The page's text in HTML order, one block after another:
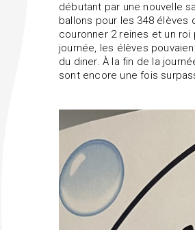
débutant par une nouvelle
ballons pour les 348 élèves
couronner 2 reines et un roi
journée, les élèves
du diner. À la fin de la
sont encore une fois